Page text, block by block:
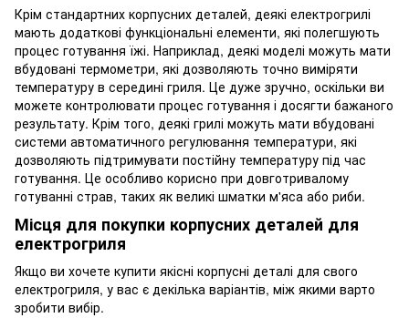
Крім стандартних корпусних деталей, деякі електрогрилі
мають додаткові функціональні елементи, які полегшують
процес готування їжі. Наприклад, деякі моделі можуть мати
вбудовані термометри, які дозволяють точно виміряти
температуру в середині гриля. Це дуже зручно, оскільки ви
можете контролювати процес готування і досягти бажаного
результату. Крім того, деякі грилі можуть мати вбудовані
системи автоматичного регулювання температури, які
дозволяють підтримувати постійну температуру під час
готування. Це особливо корисно при довготривалому
готуванні страв, таких як великі шматки м'яса або риби.
Місця для покупки корпусних деталей для
електрогриля
Якщо ви хочете купити якісні корпусні деталі для свого
електрогриля, у вас є декілька варіантів, між якими варто
зробити вибір.